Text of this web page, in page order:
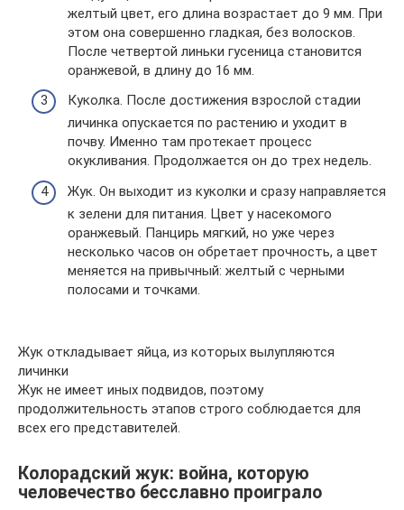
желтый цвет, его длина возрастает до 9 мм. При
этом она совершенно гладкая, без волосков.
После четвертой линьки гусеница становится
оранжевой, в длину до 16 мм.
Куколка. После достижения взрослой стадии
личинка опускается по растению и уходит в
почву. Именно там протекает процесс
окукливания. Продолжается он до трех недель.
Жук. Он выходит из куколки и сразу направляется
к зелени для питания. Цвет у насекомого
оранжевый. Панцирь мягкий, но уже через
несколько часов он обретает прочность, а цвет
меняется на привычный: желтый с черными
полосами и точками.
Жук откладывает яйца, из которых вылупляются
личинки
Жук не имеет иных подвидов, поэтому
продолжительность этапов строго соблюдается для
всех его представителей.
Колорадский жук: война, которую
человечество бесславно проиграло